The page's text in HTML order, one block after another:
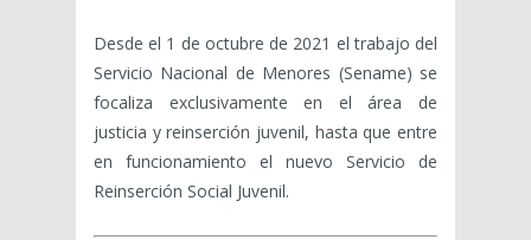
Desde el 1 de octubre de 2021 el trabajo del
Servicio Nacional de Menores (Sename) se
focaliza exclusivamente en el área de
justicia y reinserción juvenil, hasta que entre
en funcionamiento el nuevo Servicio de
Reinserción Social Juvenil.